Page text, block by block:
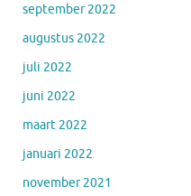
september 2022
augustus 2022
juli 2022
juni 2022
maart 2022
januari 2022
november 2021